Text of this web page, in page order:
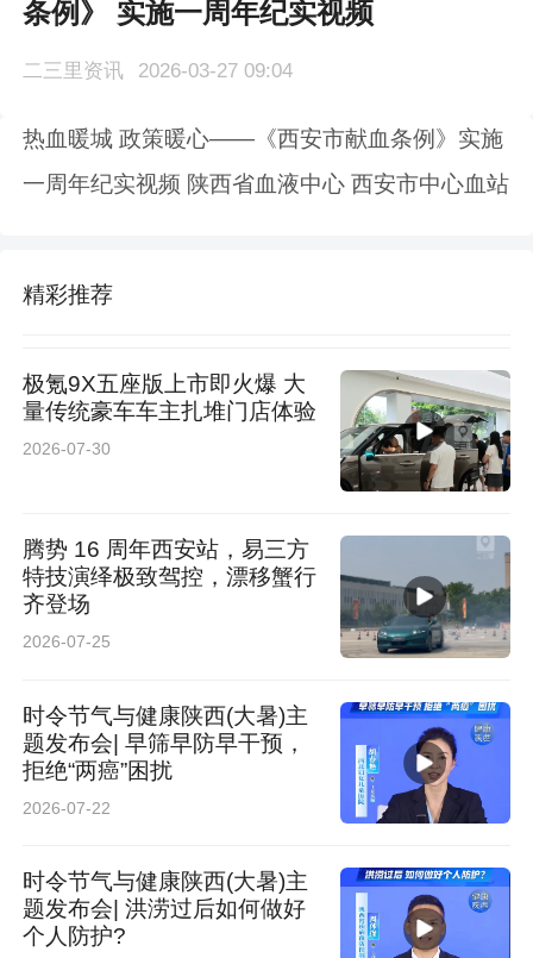
条例》 实施一周年纪实视频
二三里资讯 2026-03-27 09:04
热血暖城 政策暖心——《西安市献血条例》实施
一周年纪实视频 陕西省血液中心 西安市中心血站
精彩推荐
极氪9X五座版上市即火爆 大
量传统豪车车主扎堆门店体验
2026-07-30
腾势 16 周年西安站，易三方
特技演绎极致驾控，漂移蟹行
齐登场
2026-07-25
时令节气与健康陕西(大暑)主
题发布会| 早筛早防早干预，
拒绝“两癌”困扰
2026-07-22
时令节气与健康陕西(大暑)主
题发布会| 洪涝过后如何做好
个人防护?